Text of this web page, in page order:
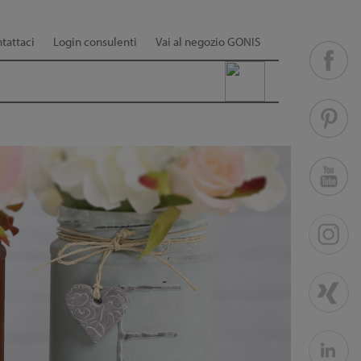
Login consulenti Vai al negozio GONIS